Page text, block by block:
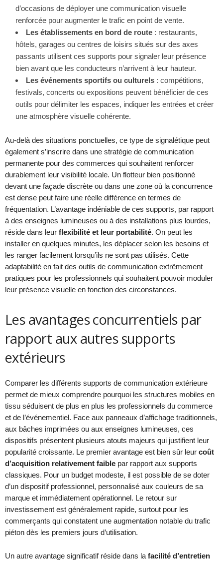
d’occasions de déployer une communication visuelle
renforcée pour augmenter le trafic en point de vente.
Les établissements en bord de route : restaurants,
hôtels, garages ou centres de loisirs situés sur des axes
passants utilisent ces supports pour signaler leur présence
bien avant que les conducteurs n’arrivent à leur hauteur.
Les événements sportifs ou culturels : compétitions,
festivals, concerts ou expositions peuvent bénéficier de ces
outils pour délimiter les espaces, indiquer les entrées et créer
une atmosphère visuelle cohérente.
Au-delà des situations ponctuelles, ce type de signalétique peut
également s’inscrire dans une stratégie de communication
permanente pour des commerces qui souhaitent renforcer
durablement leur visibilité locale. Un flotteur bien positionné
devant une façade discrète ou dans une zone où la concurrence
est dense peut faire une réelle différence en termes de
fréquentation. L’avantage indéniable de ces supports, par rapport
à des enseignes lumineuses ou à des installations plus lourdes,
réside dans leur flexibilité et leur portabilité. On peut les
installer en quelques minutes, les déplacer selon les besoins et
les ranger facilement lorsqu’ils ne sont pas utilisés. Cette
adaptabilité en fait des outils de communication extrêmement
pratiques pour les professionnels qui souhaitent pouvoir moduler
leur présence visuelle en fonction des circonstances.
Les avantages concurrentiels par
rapport aux autres supports
extérieurs
Comparer les différents supports de communication extérieure
permet de mieux comprendre pourquoi les structures mobiles en
tissu séduisent de plus en plus les professionnels du commerce
et de l’événementiel. Face aux panneaux d’affichage traditionnels,
aux bâches imprimées ou aux enseignes lumineuses, ces
dispositifs présentent plusieurs atouts majeurs qui justifient leur
popularité croissante. Le premier avantage est bien sûr leur coût
d’acquisition relativement faible par rapport aux supports
classiques. Pour un budget modeste, il est possible de se doter
d’un dispositif professionnel, personnalisé aux couleurs de sa
marque et immédiatement opérationnel. Le retour sur
investissement est généralement rapide, surtout pour les
commerçants qui constatent une augmentation notable du trafic
piéton dès les premiers jours d’utilisation.
Un autre avantage significatif réside dans lafacilité d’entretien